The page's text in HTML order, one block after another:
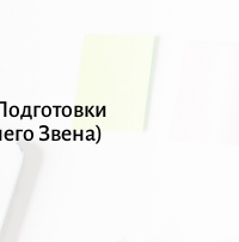
Звена)